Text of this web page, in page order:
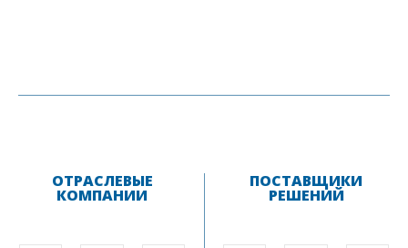
ОТРАСЛЕВЫЕ
КОМПАНИИ
ПОСТАВЩИКИ
РЕШЕНИЙ